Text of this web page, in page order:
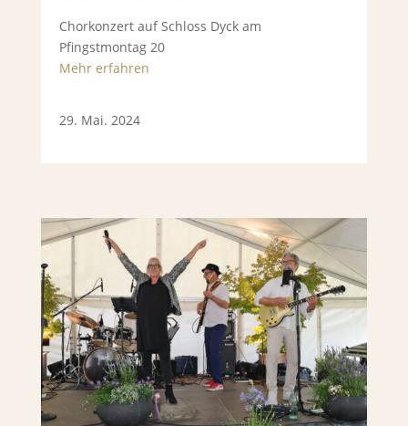
Chorkonzert auf Schloss Dyck am
Pfingstmontag 20
Mehr erfahren
29. Mai. 2024